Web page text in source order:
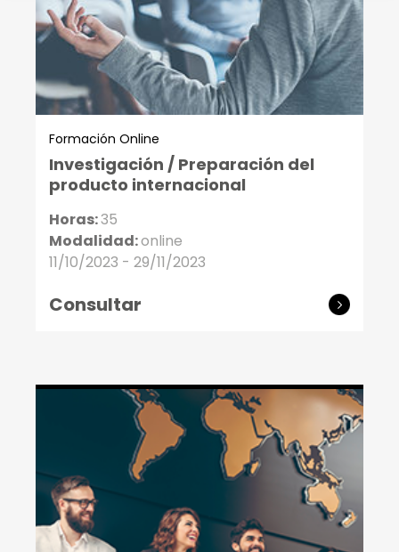
Formación Online
Investigación / Preparación del
producto internacional
Horas:35
Modalidad:online
11/10/2023 - 29/11/2023
Consultar